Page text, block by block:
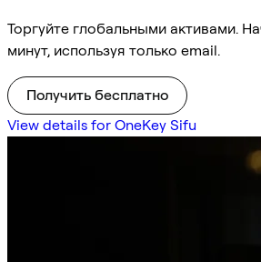
Торгуйте глобальными активами.
минут, используя только email.
Получить бесплатно
View details for OneKey Sifu